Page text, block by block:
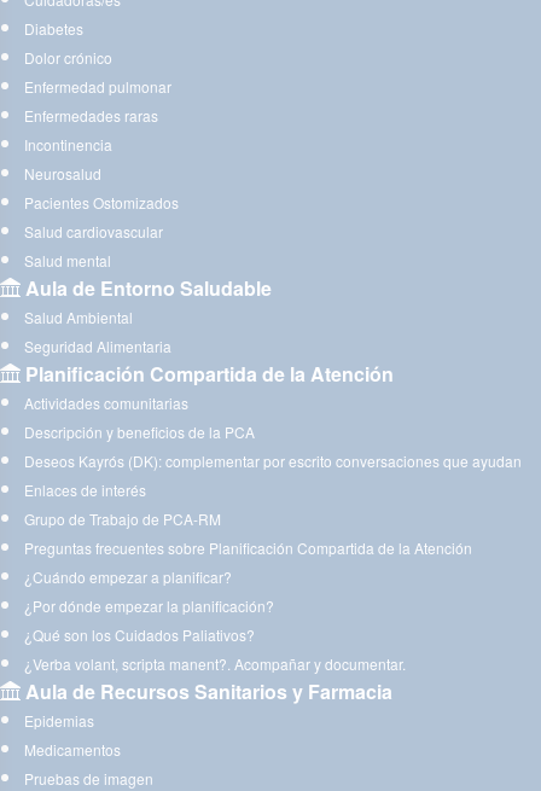
Diabetes
Dolor crónico
Enfermedad pulmonar
Enfermedades raras
Incontinencia
Neurosalud
Pacientes Ostomizados
Salud cardiovascular
Salud mental
Aula de Entorno Saludable
Salud Ambiental
Seguridad Alimentaria
Planificación Compartida de la Atención
Actividades comunitarias
Descripción y beneficios de la PCA
Deseos Kayrós (DK): complementar por escrito conversaciones que ayudan
Enlaces de interés
Grupo de Trabajo de PCA-RM
Preguntas frecuentes sobre Planificación Compartida de la Atención
¿Cuándo empezar a planificar?
¿Por dónde empezar la planificación?
¿Qué son los Cuidados Paliativos?
¿Verba volant, scripta manent?. Acompañar y documentar.
Aula de Recursos Sanitarios y Farmacia
Epidemias
Medicamentos
Pruebas de imagen